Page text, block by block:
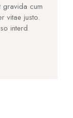
gravida cum
vitae justo.
interd